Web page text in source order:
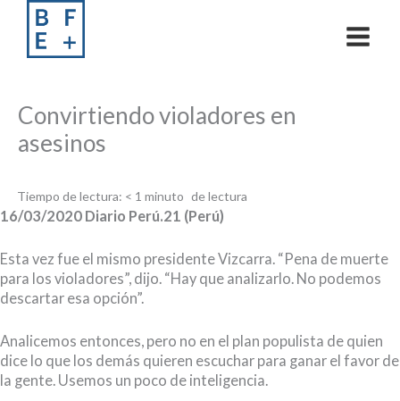
content
Convirtiendo violadores en
asesinos
Tiempo de lectura: < 1 minuto
16/03/2020 Diario Perú.21 (Perú)
Esta vez fue el mismo presidente Vizcarra. “Pena de muerte
para los violadores”, dijo. “Hay que analizarlo. No podemos
descartar esa opción”.
Analicemos entonces, pero no en el plan populista de quien
dice lo que los demás quieren escuchar para ganar el favor de
la gente. Usemos un poco de inteligencia.